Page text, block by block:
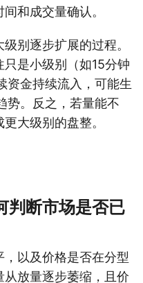
和成交量确认。
别逐步扩展的过程。
是小级别（如15分钟
资金持续流入，可能生
势。反之，若量能不
大级别的盘整。
判断市场是否已
以及价格是否在分型
放量逐步萎缩，且价